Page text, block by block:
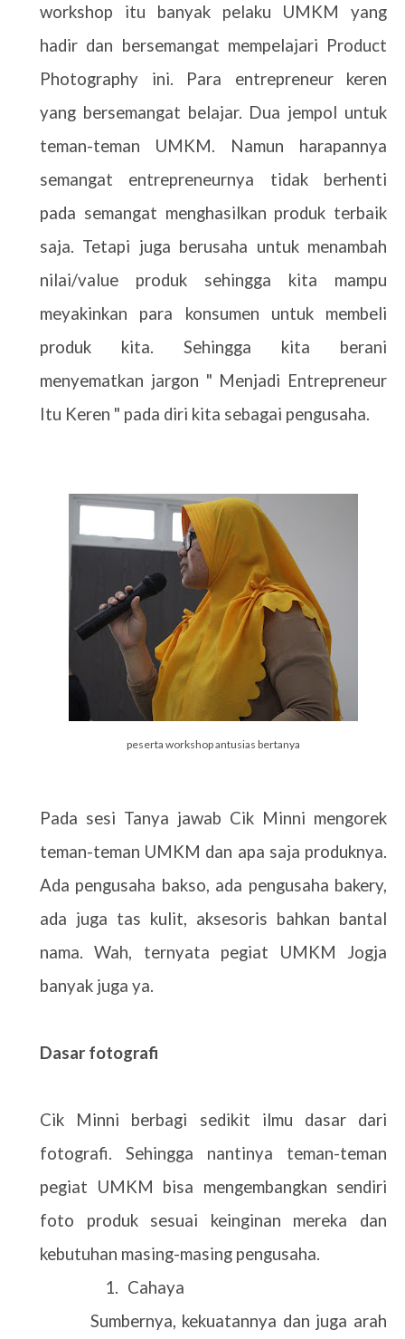
workshop itu banyak pelaku UMKM yang
hadir dan bersemangat mempelajari Product
Photography ini. Para entrepreneur keren
yang bersemangat belajar. Dua jempol untuk
teman-teman UMKM. Namun harapannya
semangat entrepreneurnya tidak berhenti
pada semangat menghasilkan produk terbaik
saja. Tetapi juga berusaha untuk menambah
nilai/value produk sehingga kita mampu
meyakinkan para konsumen untuk membeli
produk kita. Sehingga kita berani
menyematkan jargon " Menjadi Entrepreneur
Itu Keren " pada diri kita sebagai pengusaha.
peserta workshop antusias bertanya
Pada sesi Tanya jawab Cik Minni mengorek
teman-teman UMKM dan apa saja produknya.
Ada pengusaha bakso, ada pengusaha bakery,
ada juga tas kulit, aksesoris bahkan bantal
nama. Wah, ternyata pegiat UMKM Jogja
banyak juga ya.
Dasar fotografi
Cik Minni berbagi sedikit ilmu dasar dari
fotografi. Sehingga nantinya teman-teman
pegiat UMKM bisa mengembangkan sendiri
foto produk sesuai keinginan mereka dan
kebutuhan masing-masing pengusaha.
1. Cahaya
Sumbernya, kekuatannya dan juga arah